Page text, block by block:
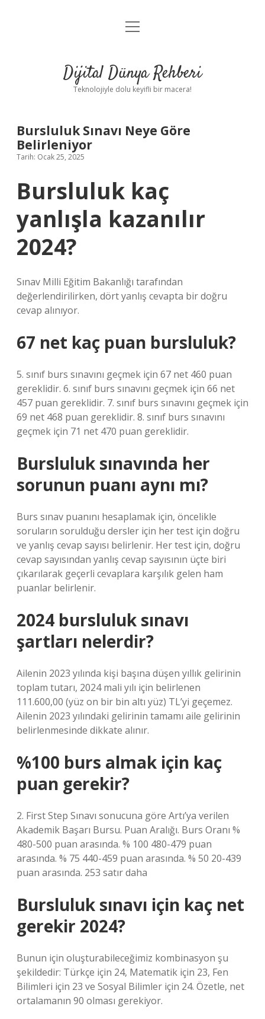
Anasayfa
Yasal Uyarı
menüyü
Dijital Dünya Rehberi
Teknolojiyle dolu keyifli bir macera!
Bursluluk Sınavı Neye Göre
Belirleniyor
Tarih: Ocak 25, 2025
Bursluluk kaç
yanlışla kazanılır
2024?
Sınav Milli Eğitim Bakanlığı tarafından
değerlendirilirken, dört yanlış cevapta bir doğru
cevap alınıyor.
67 net kaç puan bursluluk?
5. sınıf burs sınavını geçmek için 67 net 460 puan
gereklidir. 6. sınıf burs sınavını geçmek için 66 net
457 puan gereklidir. 7. sınıf burs sınavını geçmek için
69 net 468 puan gereklidir. 8. sınıf burs sınavını
geçmek için 71 net 470 puan gereklidir.
Bursluluk sınavında her
sorunun puanı aynı mı?
Burs sınav puanını hesaplamak için, öncelikle
soruların sorulduğu dersler için her test için doğru
ve yanlış cevap sayısı belirlenir. Her test için, doğru
cevap sayısından yanlış cevap sayısının üçte biri
çıkarılarak geçerli cevaplara karşılık gelen ham
puanlar belirlenir.
2024 bursluluk sınavı
şartları nelerdir?
Ailenin 2023 yılında kişi başına düşen yıllık gelirinin
toplam tutarı, 2024 mali yılı için belirlenen
111.600,00 (yüz on bir bin altı yüz) TL’yi geçemez.
Ailenin 2023 yılındaki gelirinin tamamı aile gelirinin
belirlenmesinde dikkate alınır.
%100 burs almak için kaç
puan gerekir?
2. First Step Sınavı sonucuna göre Artı’ya verilen
Akademik Başarı Bursu. Puan Aralığı. Burs Oranı %
480-500 puan arasında. % 100 480-479 puan
arasında. % 75 440-459 puan arasında. % 50 20-439
puan arasında. 253 satır daha
Bursluluk sınavı için kaç net
gerekir 2024?
Bunun için oluşturabileceğimiz kombinasyon şu
şekildedir: Türkçe için 24, Matematik için 23, Fen
Bilimleri için 23 ve Sosyal Bilimler için 24. Özetle, net
ortalamanın 90 olması gerekiyor.